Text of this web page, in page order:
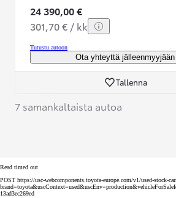
24 390,00 €
301,70 € / kk
Tutustu autoon
Ota yhteyttä jälleenmyyjään
Tallenna
7 samankaltaista autoa
Read timed out
POST https://usc-webcomponents.toyota-europe.com/v1/used-stock-
13ad3ec269ed